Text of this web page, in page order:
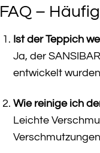
FAQ –
Ist der Teppich
Ja, der
entwickelt
Wie reinige ich
Leichte